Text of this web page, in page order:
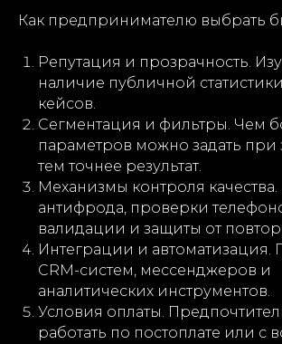
Как предпринимателю выбрать
Репутация и прозрачность.
наличие публичной
кейсов.
Сегментация и фильтры. Чем
параметров можно задать при
тем точнее результат.
Механизмы контроля
антифрода, проверки
валидации и защиты от
Интеграции и автоматизация.
CRM-систем, мессенджеров и
аналитических инструментов.
Условия оплаты.
работать по постоплате или с